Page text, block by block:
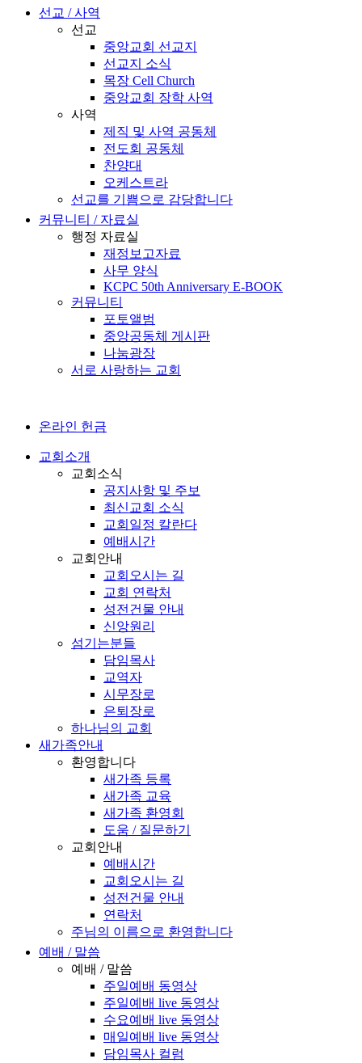
선교 / 사역
선교
중앙교회 선교지
선교지 소식
목장 Cell Church
중앙교회 장학 사역
사역
제직 및 사역 공동체
전도회 공동체
찬양대
오케스트라
선교를 기쁨으로 감당합니다
커뮤니티 / 자료실
행정 자료실
재정보고자료
사무 양식
KCPC 50th Anniversary E-BOOK
커뮤니티
포토앨범
중앙공동체 게시판
나눔광장
서로 사랑하는 교회
온라인 헌금
교회소개
교회소식
공지사항 및 주보
최신교회 소식
교회일정 칼란다
예배시간
교회안내
교회오시는 길
교회 연락처
성전건물 안내
신앙원리
섬기는분들
담임목사
교역자
시무장로
은퇴장로
하나님의 교회
새가족안내
환영합니다
새가족 등록
새가족 교육
새가족 환영회
도움 / 질문하기
교회안내
예배시간
교회오시는 길
성전건물 안내
연락처
주님의 이름으로 환영합니다
예배 / 말씀
예배 / 말씀
주일예배 동영상
주일예배 live 동영상
수요예배 live 동영상
매일예배 live 동영상
담임목사 컬럼